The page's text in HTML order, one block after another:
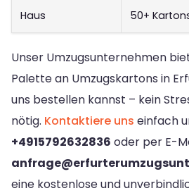
Haus 50+
Unser Umzugsunternehmen
Palette an Umzugskartons in
uns bestellen kannst – kein
nötig. Kontaktiere uns einfach
+4915792632836 oder per E-
eine kostenlose und